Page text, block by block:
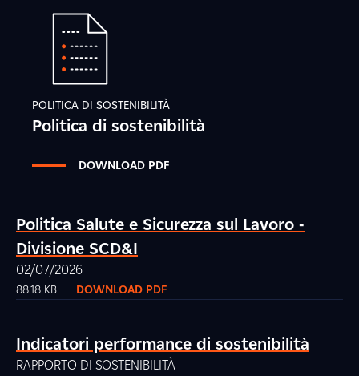
POLITICA DI SOSTENIBILITÀ
Politica di sostenibilità
DOWNLOAD PDF
Politica Salute e Sicurezza sul Lavoro -
Divisione SCD&I
02/07/2026
88.18 KB DOWNLOAD PDF
Indicatori performance di sostenibilità
RAPPORTO DI SOSTENIBILITÀ